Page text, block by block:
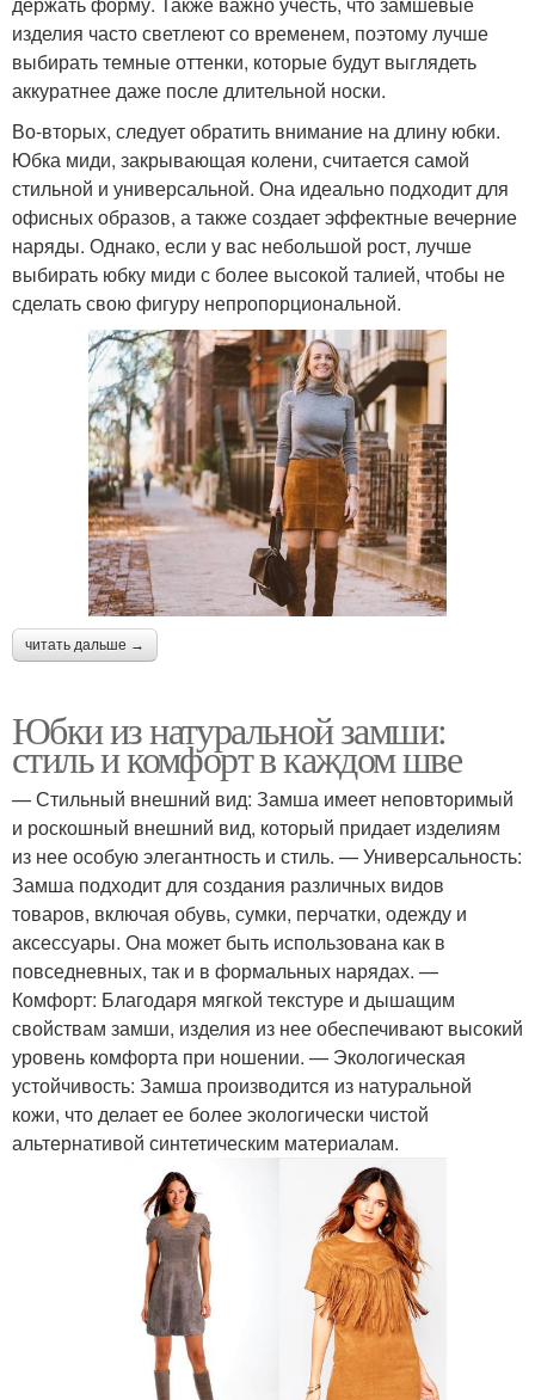
изделия часто светлеют со временем, поэтому лучше
выбирать темные оттенки, которые будут выглядеть
аккуратнее даже после длительной носки.
Во-вторых, следует обратить внимание на длину юбки.
Юбка миди, закрывающая колени, считается самой
стильной и универсальной. Она идеально подходит для
офисных образов, а также создает эффектные вечерние
наряды. Однако, если у вас небольшой рост, лучше
выбирать юбку миди с более высокой талией, чтобы не
сделать свою фигуру непропорциональной.
читать дальше →
Юбки из натуральной замши:
стиль и комфорт в каждом шве
— Стильный внешний вид: Замша имеет неповторимый
и роскошный внешний вид, который придает изделиям
из нее особую элегантность и стиль. — Универсальность:
Замша подходит для создания различных видов
товаров, включая обувь, сумки, перчатки, одежду и
аксессуары. Она может быть использована как в
повседневных, так и в формальных нарядах. —
Комфорт: Благодаря мягкой текстуре и дышащим
свойствам замши, изделия из нее обеспечивают высокий
уровень комфорта при ношении. — Экологическая
устойчивость: Замша производится из натуральной
кожи, что делает ее более экологически чистой
альтернативой синтетическим материалам.